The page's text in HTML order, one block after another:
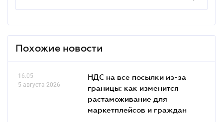
Похожие новости
16.05
5 августа 2026
НДС на все посылки из-за
границы: как изменится
растаможивание для
маркетплейсов и граждан